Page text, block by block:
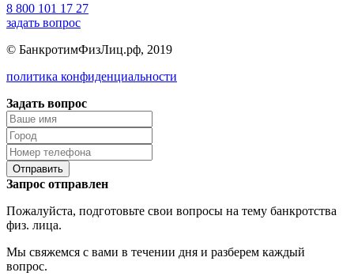
8 800 101 17 27
задать вопрос
© БанкротимФизЛиц.рф, 2019
политика конфиденциальности
Задать вопрос
Отправить
Запрос отправлен
Пожалуйста, подготовьте свои вопросы на тему банкротства
физ. лица.
Мы свяжемся с вами в течении дня и разберем каждый
вопрос.